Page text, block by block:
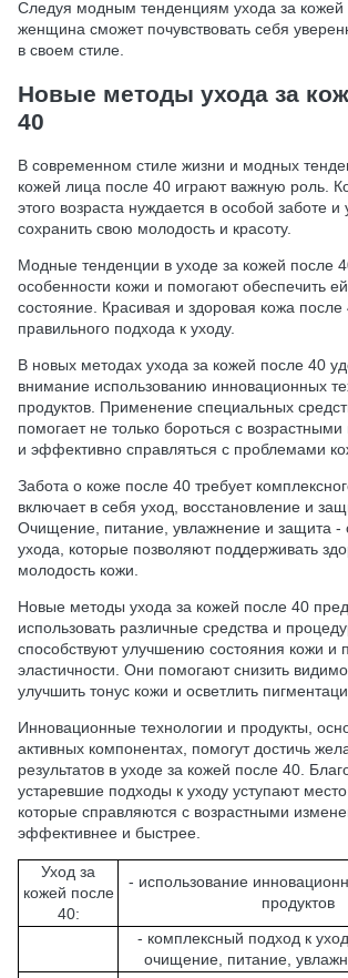
Следуя модным тенденциям ухода за кожей
женщина сможет почувствовать себя
в своем стиле.
Новые методы ухода за
40
В современном стиле жизни и модных
кожей лица после 40 играют важную роль.
этого возраста нуждается в особой заботе и
сохранить свою молодость и красоту.
Модные тенденции в уходе за кожей после
особенности кожи и помогают обеспечить
состояние. Красивая и здоровая кожа после
правильного подхода к уходу.
В новых методах ухода за кожей после 40
внимание использованию инновационных
продуктов. Применение специальных
помогает не только бороться с
и эффективно справляться с проблемами
Забота о коже после 40 требует
включает в себя уход, восстановление и
Очищение, питание, увлажнение и защита -
ухода, которые позволяют поддерживать
молодость кожи.
Новые методы ухода за кожей после 40
использовать различные средства и
способствуют улучшению состояния кожи
эластичности. Они помогают снизить
улучшить тонус кожи и осветлить
Инновационные технологии и продукты,
активных компонентах, помогут достичь
результатов в уходе за кожей после 40.
устаревшие подходы к уходу уступают
которые справляются с возрастными
эффективнее и быстрее.
Уход за
кожей после
40:
- использование
продуктов
- комплексный подход к
очищение, питание,